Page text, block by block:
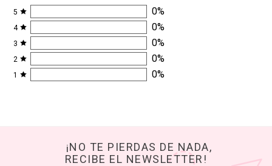
5 0%
4 0%
3 0%
2 0%
1 0%
¡NO TE PIERDAS DE NADA,
RECIBE EL NEWSLETTER!